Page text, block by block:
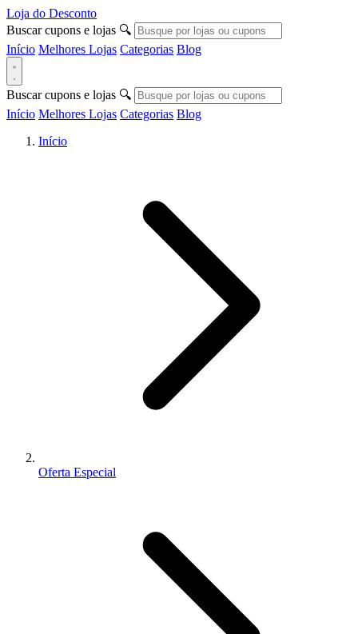
Loja do Desconto
Buscar cupons e lojas 🔍
Início Melhores Lojas Categorias Blog
Buscar cupons e lojas 🔍
Início Melhores Lojas Categorias Blog
Início
Oferta Especial